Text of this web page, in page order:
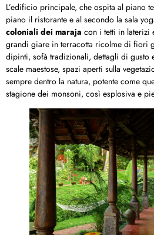
L’edificio principale, che ospita al piano
piano il ristorante e al secondo la sala
coloniali dei maraja con i tetti in laterizi
grandi giare in terracotta ricolme di fiori
dipinti, sofà tradizionali, dettagli di gusto
scale maestose, spazi aperti sulla
sempre dentro la natura, potente come
stagione dei monsoni, così esplosiva e